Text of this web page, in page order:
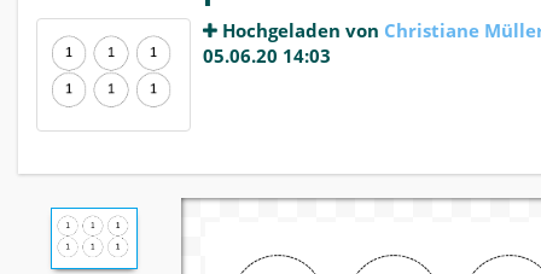
Hochgeladen von Christiane
05.06.20 14:03